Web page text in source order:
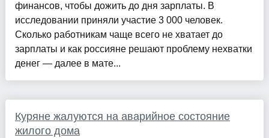
финансов, чтобы дожить до дня зарплаты. В
исследовании приняли участие 3 000 человек.
Сколько работникам чаще всего не хватает до
зарплаты и как россияне решают проблему нехватки
денег — далее в мате...
Куряне жалуются на аварийное состояние
жилого дома